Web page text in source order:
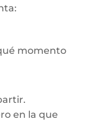
momento
en la que